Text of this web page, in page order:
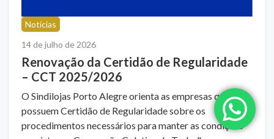
Notícias
14 de julho de 2026
Renovação da Certidão de Regularidade
– CCT 2025/2026
O Sindilojas Porto Alegre orienta as empresas que
possuem Certidão de Regularidade sobre os
procedimentos necessários para manter as condições